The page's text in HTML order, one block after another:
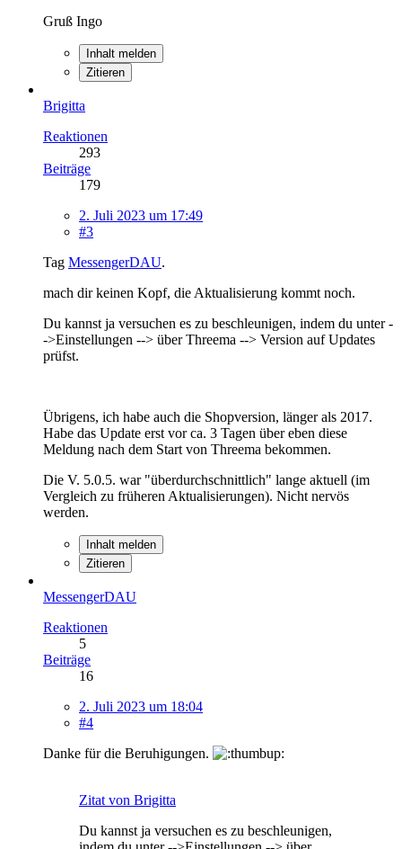
Gruß Ingo
Inhalt melden
Zitieren
Brigitta
Reaktionen
293
Beiträge
179
2. Juli 2023 um 17:49
#3
Tag MessengerDAU.
mach dir keinen Kopf, die Aktualisierung kommt noch.
Du kannst ja versuchen es zu beschleunigen, indem du unter -
->Einstellungen --> über Threema --> Version auf Updates
prüfst.
Übrigens, ich habe auch die Shopversion, länger als 2017.
Habe das Update erst vor ca. 3 Tagen über eben diese
Meldung nach dem Start von Threema bekommen.
Die V. 5.0.5. war "überdurchschnittlich" lange aktuell (im
Vergleich zu früheren Aktualisierungen). Nicht nervös
werden.
Inhalt melden
Zitieren
MessengerDAU
Reaktionen
5
Beiträge
16
2. Juli 2023 um 18:04
#4
Danke für die Beruhigungen.
Zitat von Brigitta
Du kannst ja versuchen es zu beschleunigen,